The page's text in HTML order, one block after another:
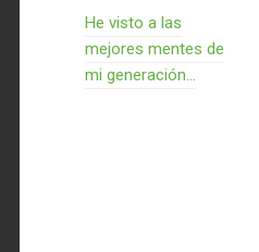
He visto a las
mejores mentes de
mi generación…